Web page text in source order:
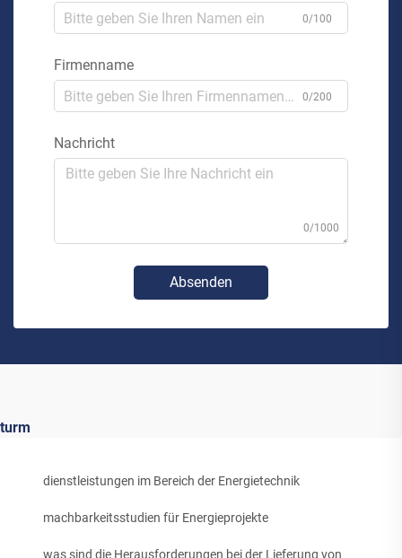
0/100
Firmenname
0/200
Nachricht
0/1000
Absenden
turm
dienstleistungen im Bereich der Energietechnik
machbarkeitsstudien für Energieprojekte
was sind die Herausforderungen bei der Lieferung von